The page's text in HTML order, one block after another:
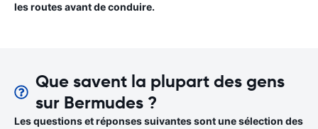
les routes avant de conduire.
Que savent la plupart des gens
sur Bermudes ?
Les questions et réponses suivantes sont une sélection des